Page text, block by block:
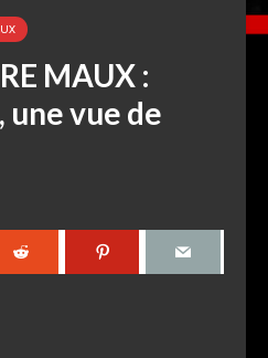
MAUX :
une vue de